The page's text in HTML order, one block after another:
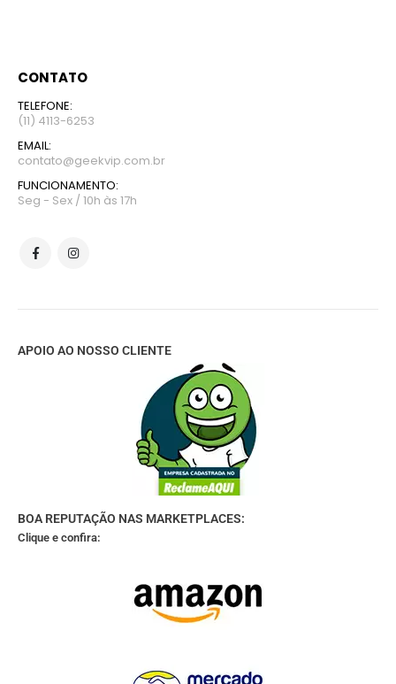
CONTATO
TELEFONE:
(11) 4113-6253
EMAIL:
contato@geekvip.com.br
FUNCIONAMENTO:
Seg - Sex / 10h às 17h
APOIO AO NOSSO CLIENTE
BOA REPUTAÇÃO NAS MARKETPLACES:
Clique e confira: